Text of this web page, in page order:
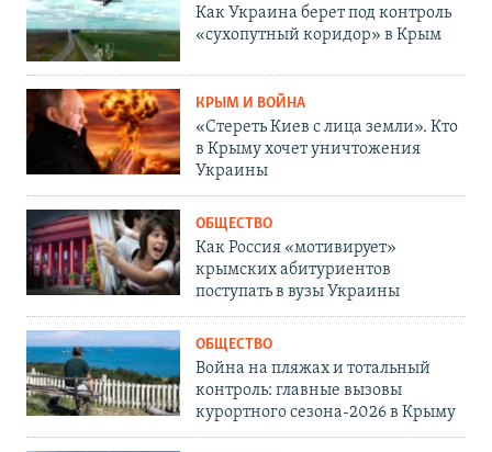
Как Украина берет под контроль
«сухопутный коридор» в Крым
КРЫМ И ВОЙНА
«Стереть Киев с лица земли». Кто
в Крыму хочет уничтожения
Украины
ОБЩЕСТВО
Как Россия «мотивирует»
крымских абитуриентов
поступать в вузы Украины
ОБЩЕСТВО
Война на пляжах и тотальный
контроль: главные вызовы
курортного сезона-2026 в Крыму